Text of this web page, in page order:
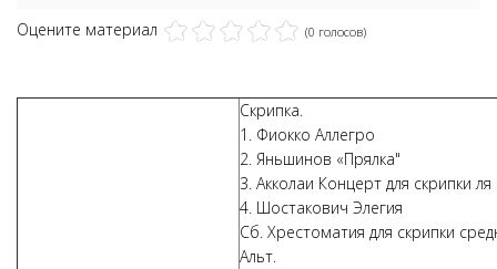
Оцените материал (0 голосов)
Скрипка.
1. Фиокко Аллегро
2. Яньшинов «Прялка"
3. Акколаи Концерт для скрипки
4. Шостакович Элегия
Сб. Хрестоматия для скрипки
Альт.